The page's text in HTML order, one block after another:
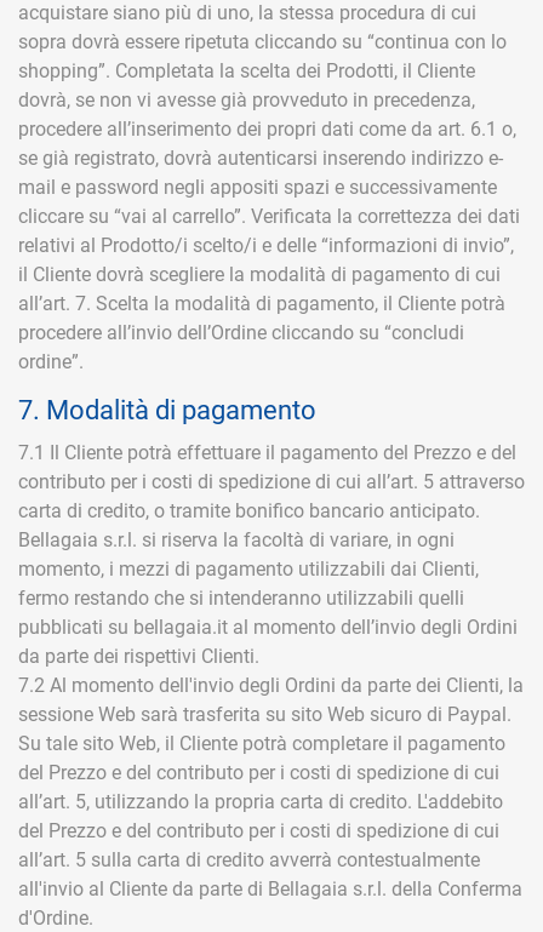
acquistare siano più di uno, la stessa procedura di cui
sopra dovrà essere ripetuta cliccando su “continua con lo
shopping”. Completata la scelta dei Prodotti, il Cliente
dovrà, se non vi avesse già provveduto in precedenza,
procedere all’inserimento dei propri dati come da art. 6.1 o,
se già registrato, dovrà autenticarsi inserendo indirizzo e-
mail e password negli appositi spazi e successivamente
cliccare su “vai al carrello”. Verificata la correttezza dei dati
relativi al Prodotto/i scelto/i e delle “informazioni di invio”,
il Cliente dovrà scegliere la modalità di pagamento di cui
all’art. 7. Scelta la modalità di pagamento, il Cliente potrà
procedere all’invio dell’Ordine cliccando su “concludi
ordine”.
7. Modalità di pagamento
7.1 Il Cliente potrà effettuare il pagamento del Prezzo e del
contributo per i costi di spedizione di cui all’art. 5 attraverso
carta di credito, o tramite bonifico bancario anticipato.
Bellagaia s.r.l. si riserva la facoltà di variare, in ogni
momento, i mezzi di pagamento utilizzabili dai Clienti,
fermo restando che si intenderanno utilizzabili quelli
pubblicati su bellagaia.it al momento dell’invio degli Ordini
da parte dei rispettivi Clienti.
7.2 Al momento dell'invio degli Ordini da parte dei Clienti, la
sessione Web sarà trasferita su sito Web sicuro di Paypal.
Su tale sito Web, il Cliente potrà completare il pagamento
del Prezzo e del contributo per i costi di spedizione di cui
all’art. 5, utilizzando la propria carta di credito. L'addebito
del Prezzo e del contributo per i costi di spedizione di cui
all’art. 5 sulla carta di credito avverrà contestualmente
all'invio al Cliente da parte di Bellagaia s.r.l. della Conferma
d'Ordine.